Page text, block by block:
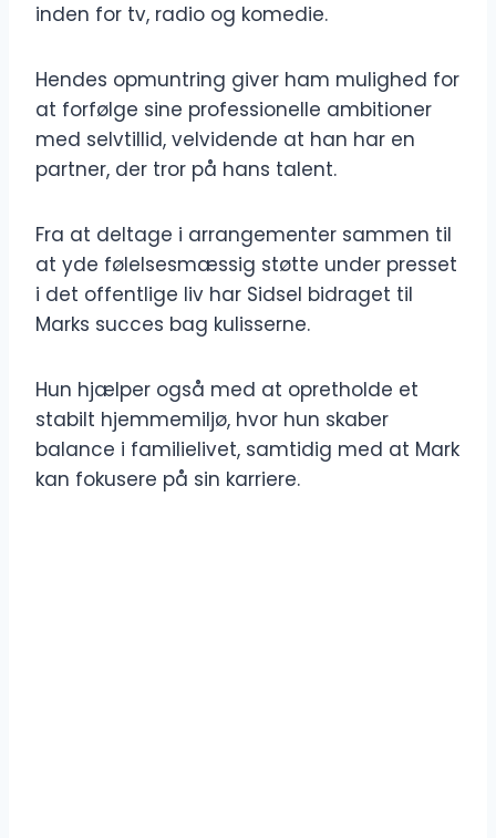
inden for tv, radio og komedie.
Hendes opmuntring giver ham mulighed for
at forfølge sine professionelle ambitioner
med selvtillid, velvidende at han har en
partner, der tror på hans talent.
Fra at deltage i arrangementer sammen til
at yde følelsesmæssig støtte under presset
i det offentlige liv har Sidsel bidraget til
Marks succes bag kulisserne.
Hun hjælper også med at opretholde et
stabilt hjemmemiljø, hvor hun skaber
balance i familielivet, samtidig med at Mark
kan fokusere på sin karriere.